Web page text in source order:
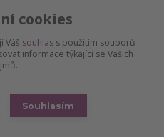
cookies
Váš souhlas s použitím souborů
informace týkající se Vašich
Souhlasím